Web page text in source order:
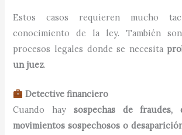
Estos casos requieren mucho
conocimiento de la ley. También
procesos legales donde se necesita
un juez.
Detective financiero
Cuando hay sospechas de fraudes,
movimientos sospechosos o